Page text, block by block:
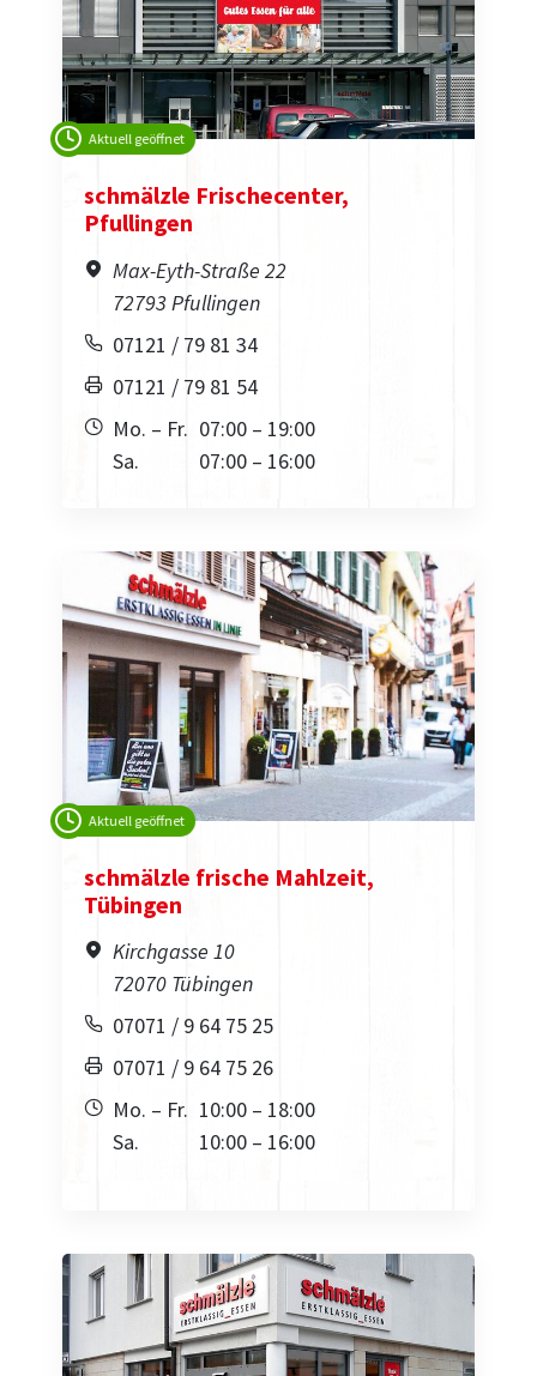
Aktuell geöffnet
schmälzle Frischecenter,
Pfullingen
Max-Eyth-Straße 22
72793 Pfullingen
07121 / 79 81 34
07121 / 79 81 54
Mo. – Fr. 07:00 – 19:00
Sa.
07:00 – 16:00
Aktuell geöffnet
schmälzle frische Mahlzeit,
Tübingen
Kirchgasse 10
72070 Tübingen
07071 / 9 64 75 25
07071 / 9 64 75 26
Mo. – Fr. 10:00 – 18:00
Sa.
10:00 – 16:00